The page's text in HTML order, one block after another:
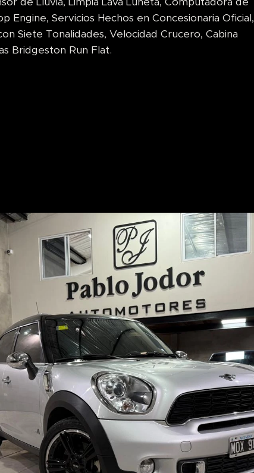
Engine, Servicios Hechos en Concesionaria Oficial,
Siete Tonalidades, Velocidad Crucero, Cabina
Bridgeston Run Flat.